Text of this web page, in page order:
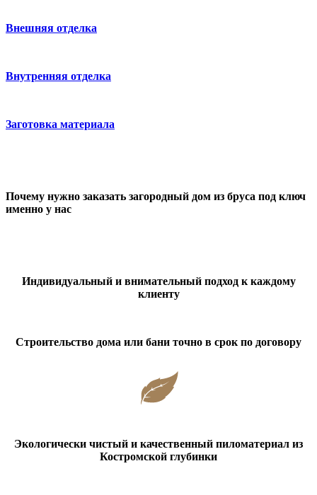
Внешняя отделка
Внутренняя отделка
Заготовка материала
Почему нужно заказать загородный дом из бруса под ключ
именно у нас
Индивидуальный и внимательный подход к каждому
клиенту
Строительство дома или бани точно в срок по договору
Экологически чистый и качественный пиломатериал из
Костромской глубинки